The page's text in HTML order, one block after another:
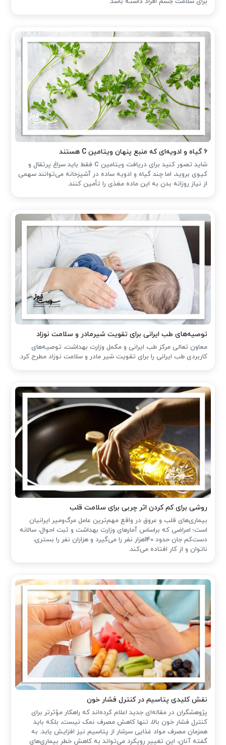
۶ گیاه و ادویه‌ای که منبع پنهان ویتامین C هستند
شاید تصور کنید برای دریافت ویتامین C فقط باید سراغ پرتقال و
کیوی بروید، اما چند گیاه و ادویه ساده در آشپزخانه می‌توانند سهمی
از نیاز روزانه بدن به این ماده مغذی را تأمین کنند.
توصیه‌های طب ایرانی برای تقویت شیرمادر و سلامت نوزاد
معاون تعالی مرکز طب ایرانی و مکمل وزارت بهداشت، توصیه‌های
کاربردی طب ایرانی را برای تقویت شیر مادر و سلامت نوزاد مطرح کرد.
روشی برای کم کردن اثر چربی برای سلامت قلب
بیماری‌های قلب و عروق در واقع مهم‌ترین عامل مرگ‌ومیر ایرانیان
است؛ امراضی که براساس آمارهای وزارت بهداشت و ثبت احوال، سالانه
دست‌کم جان حدود 140هزار نفر را می‌گیرد و هزاران نفر را بستری،
ناتوان و از کار افتاده می‌کند.
نقش کلیدی پتاسیم در کنترل فشار خون
پژوهشگران در مقاله‌ای جدید اعلام کرده‌اند که راهکار مؤثرتر برای
کنترل فشار خون بالا، تنها کاهش مصرف نمک نیست، بلکه باید
همزمان مصرف مواد غذایی سرشار از پتاسیم نیز افزایش یابد. به
گفته آنان، این تغییر رویکرد می‌تواند به کاهش خطر بیماری‌های